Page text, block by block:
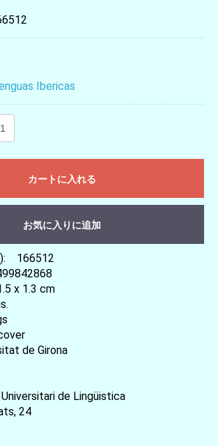
Ibericas
カートに入れる
お気に入りに追加
166512
x 1.3 cm
de Girona
de Lingüistica
24